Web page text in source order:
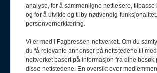
Meld deg på
analyse, for å sammenligne nettlesere, tilpasse
og for å utvikle og tilby nødvendig
personvernerklæring.
Vi er med i Fagpressen-nettverket. Om du
du få relevante annonser på nettstedene til
nettverket basert på informasjon fra dine besøk
disse nettstedene. En oversikt over